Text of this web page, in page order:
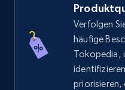
by keywords search
URL, Title, Available,
price, Final price,
668+
Verfolgen
häufige
Tokopedia,
priorisieren,